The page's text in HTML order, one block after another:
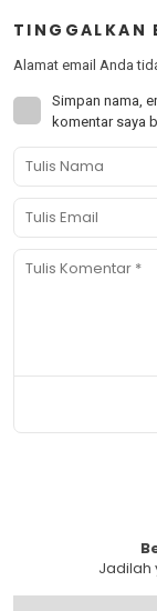
TINGGALKAN
Alamat email Anda
Simpan nama,
komentar saya
Jadilah